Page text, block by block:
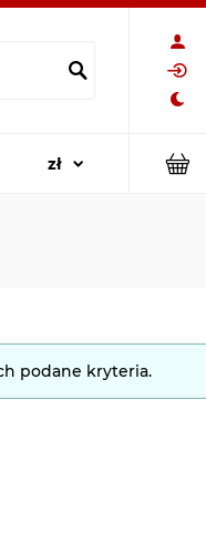
podane kryteria.